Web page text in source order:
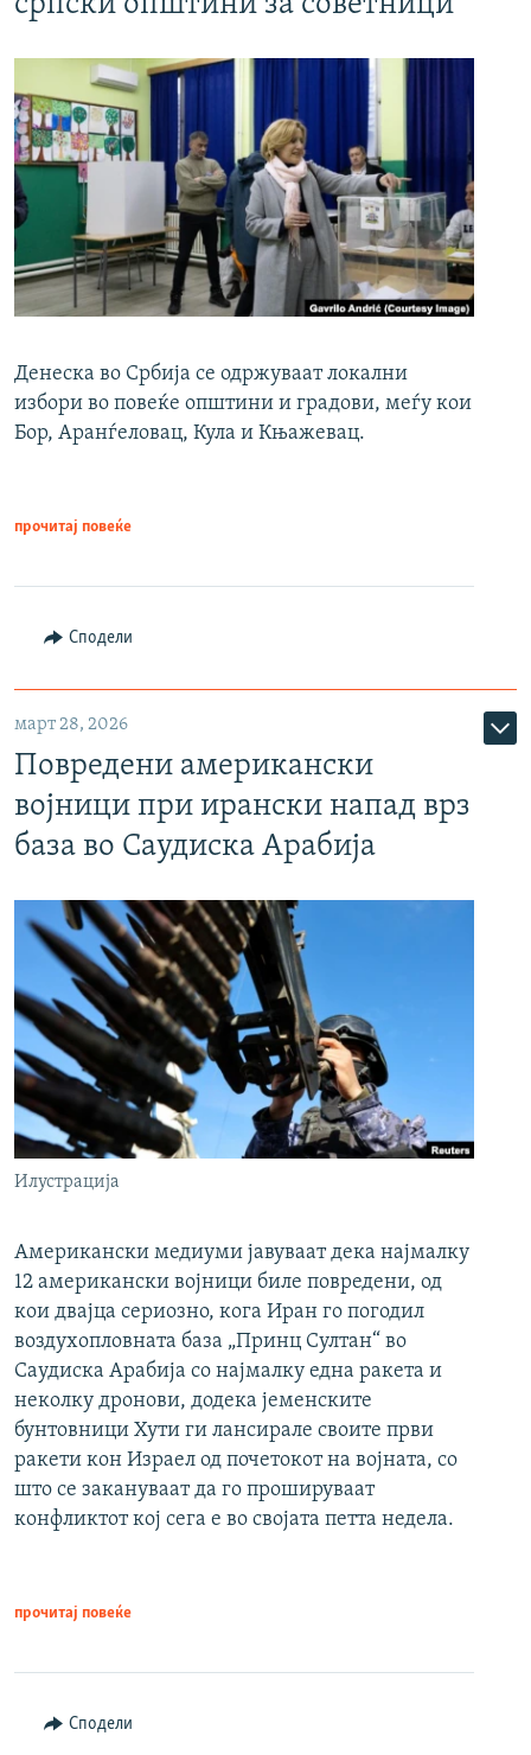
Денеска во Србија се одржуваат локални
избори во повеќе општини и градови, меѓу кои
Бор, Аранѓеловац, Кула и Књажевац.
прочитај повеќе
Сподели
март 28, 2026
Повредени американски
војници при ирански напад врз
база во Саудиска Арабија
Илустрација
Американски медиуми јавуваат дека најмалку
12 американски војници биле повредени, од
кои двајца сериозно, кога Иран го погодил
воздухопловната база „Принц Султан“ во
Саудиска Арабија со најмалку една ракета и
неколку дронови, додека јеменските
бунтовници Хути ги лансирале своите први
ракети кон Израел од почетокот на војната, со
што се закануваат да го прошируваат
конфликтот кој сега е во својата петта недела.
прочитај повеќе
Сподели